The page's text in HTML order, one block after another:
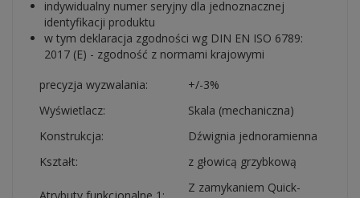
indywidualny numer seryjny dla jednoznacznej
identyfikacji produktu
w tym deklaracja zgodności wg DIN EN ISO 6789:
2017 (E) - zgodność z normami krajowymi
precyzja wyzwalania:
+/-3%
Wyświetlacz:
Skala (mechaniczna)
Konstrukcja:
Dźwignia jednoramienna
Kształt:
z głowicą grzybkową
Z zamykaniem Quick-